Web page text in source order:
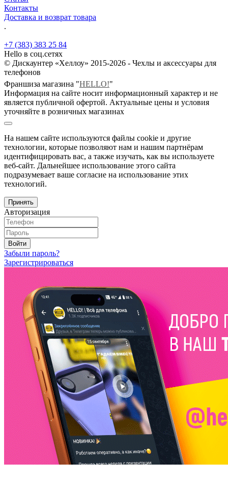
Контакты
Доставка и возврат товара
.
+7 (383) 383 25 84
Hello в соц.сетях
© Дискаунтер «Хеллоу» 2015-2026 - Чехлы и аксессуары для
телефонов
Франшиза магазина "HELLO!"
Информация на сайте носит информационный характер и не
является публичной офертой. Актуальные цены и условия
уточняйте в розничных магазинах
На нашем сайте используются файлы cookie и другие
технологии, которые позволяют нам и нашим партнёрам
идентифицировать вас, а также изучать, как вы используете
веб-сайт. Дальнейшее использование этого сайта
подразумевает ваше согласие на использование этих
технологий.
Принять
Авторизация
Войти
Забыли пароль?
Зарегистрироваться